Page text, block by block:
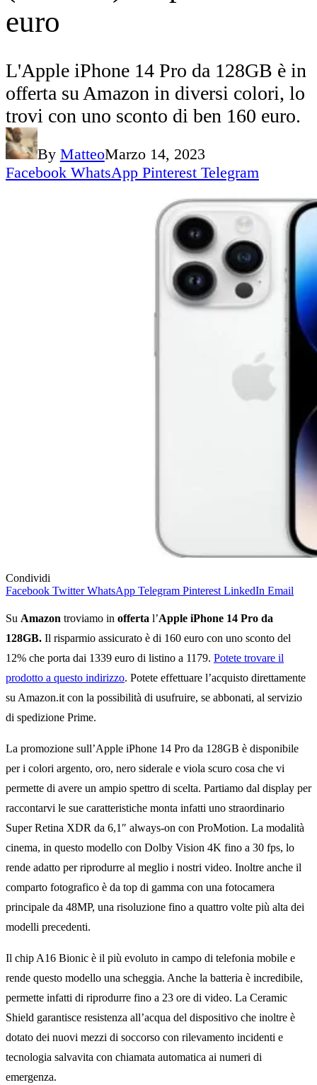
Condividi
Facebook Twitter WhatsApp Telegram Pinterest LinkedIn Email
Su Amazon troviamo in offerta l’Apple iPhone 14 Pro da
128GB. Il risparmio assicurato è di 160 euro con uno sconto del
12% che porta dai 1339 euro di listino a 1179. Potete trovare il
prodotto a questo indirizzo. Potete effettuare l’acquisto direttamente
su Amazon.it con la possibilità di usufruire, se abbonati, al servizio
di spedizione Prime.
La promozione sull’Apple iPhone 14 Pro da 128GB è disponibile
per i colori argento, oro, nero siderale e viola scuro cosa che vi
permette di avere un ampio spettro di scelta. Partiamo dal display per
raccontarvi le sue caratteristiche monta infatti uno straordinario
Super Retina XDR da 6,1″ always-on con ProMotion. La modalità
cinema, in questo modello con Dolby Vision 4K fino a 30 fps, lo
rende adatto per riprodurre al meglio i nostri video. Inoltre anche il
comparto fotografico è da top di gamma con una fotocamera
principale da 48MP, una risoluzione fino a quattro volte più alta dei
modelli precedenti.
Il chip A16 Bionic è il più evoluto in campo di telefonia mobile e
rende questo modello una scheggia. Anche la batteria è incredibile,
permette infatti di riprodurre fino a 23 ore di video. La Ceramic
Shield garantisce resistenza all’acqua del dispositivo che inoltre è
dotato dei nuovi mezzi di soccorso con rilevamento incidenti e
tecnologia salvavita con chiamata automatica ai numeri di
emergenza.